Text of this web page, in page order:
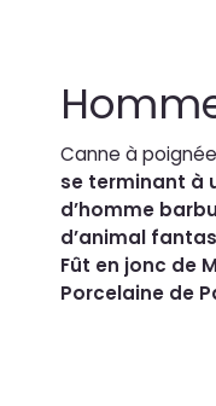
Canne à
se terminant à
d’homme
d’animal
Fût en jonc de
Porcelaine de